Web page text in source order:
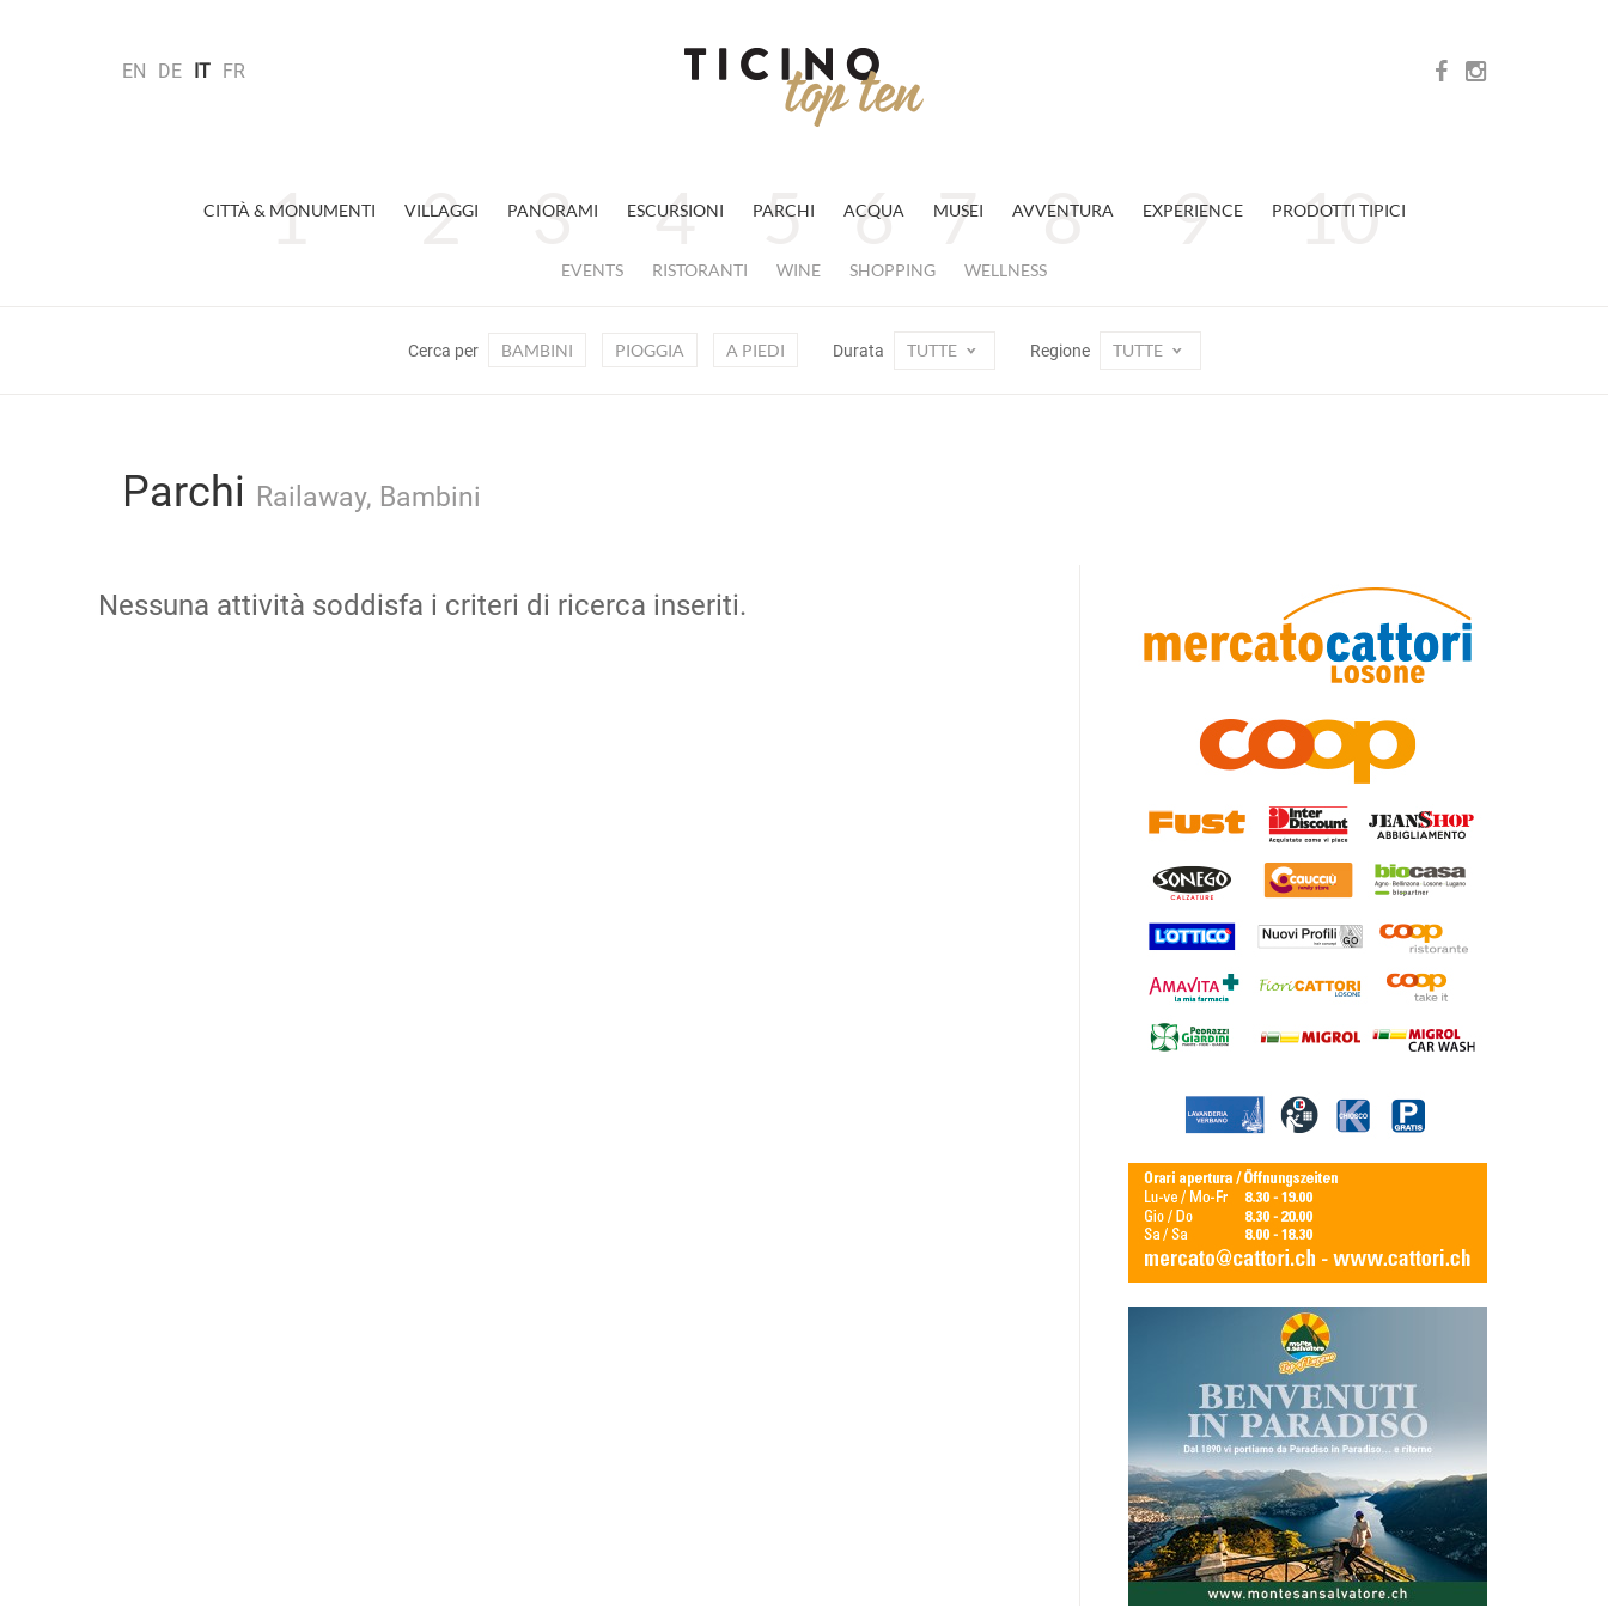
EN DE IT FR
CITTÀ & MONUMENTI VILLAGGI PANORAMI ESCURSIONI PARCHI ACQUA MUSEI AVVENTURA EXPERIENCE PRODOTTI TIPICI
EVENTS RISTORANTI WINE SHOPPING WELLNESS
Cerca per BAMBINI PIOGGIA A PIEDI Durata TUTTE Regione TUTTE
Parchi Railaway, Bambini
Nessuna attività soddisfa i criteri di ricerca inseriti.